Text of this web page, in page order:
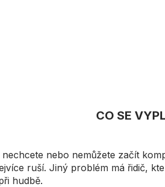
CO SE
nechcete nebo nemůžete začít
ruší. Jiný problém má řidič,
hudbě.